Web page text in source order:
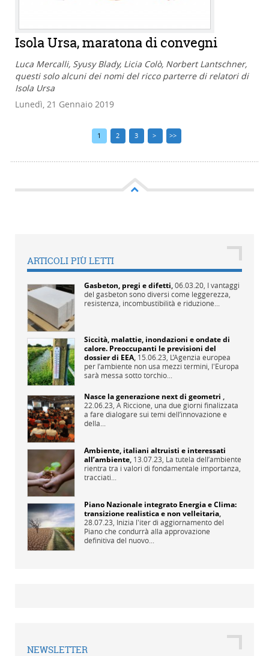
Isola Ursa, maratona di convegni
Luca Mercalli, Syusy Blady, Licia Colò, Norbert Lantschner,
questi solo alcuni dei nomi del ricco parterre di relatori di
Isola Ursa
Lunedì, 21 Gennaio 2019
1 2 3 > >>
ARTICOLI PIÙ LETTI
Gasbeton, pregi e difetti,06.03.20, I vantaggi
del gasbeton sono diversi come leggerezza,
resistenza, incombustibilità e riduzione...
Siccità, malattie, inondazioni e ondate di
calore. Preoccupanti le previsioni del
dossier di EEA, 15.06.23, L’Agenzia europea
per l’ambiente non usa mezzi termini, l'Europa
sarà messa sotto torchio...
Nasce la generazione next di geometri ,
22.06.23, A Riccione, una due giorni finalizzata
a fare dialogare sui temi dell’innovazione e
della...
Ambiente, italiani altruisti e interessati
all’ambiente, 13.07.23, La tutela dell’ambiente
rientra tra i valori di fondamentale importanza,
tracciati...
Piano Nazionale integrato Energia e Clima:
transizione realistica e non velleitaria,
28.07.23, Inizia l'iter di aggiornamento del
Piano che condurrà alla approvazione
definitiva del nuovo...
NEWSLETTER